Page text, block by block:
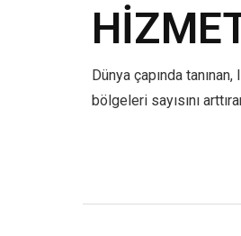
Dünya çapında
bölgeleri sayısını